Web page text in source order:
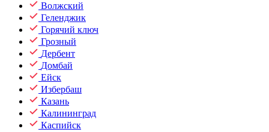
Волжский
Геленджик
Горячий ключ
Грозный
Дербент
Домбай
Ейск
Избербаш
Казань
Калининград
Каспийск